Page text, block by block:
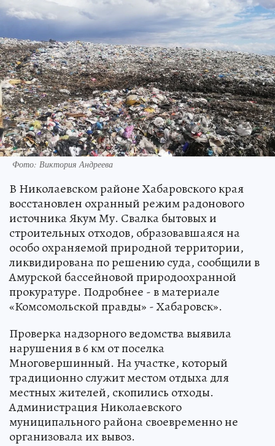
Фото: Виктория Андреева
В Николаевском районе Хабаровского края
восстановлен охранный режим радонового
источника Якум Му. Свалка бытовых и
строительных отходов, образовавшаяся на
особо охраняемой природной территории,
ликвидирована по решению суда, сообщили в
Амурской бассейновой природоохранной
прокуратуре. Подробнее - в материале
«Комсомольской правды» - Хабаровск».
Проверка надзорного ведомства выявила
нарушения в 6 км от поселка
Многовершинный. На участке, который
традиционно служит местом отдыха для
местных жителей, скопились отходы.
Администрация Николаевского
муниципального района своевременно не
организовала их вывоз.